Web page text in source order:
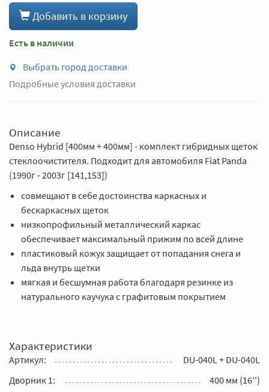
Добавить в корзину
Есть в наличии
Выбрать город доставки
Подробные условия доставки
Описание
Denso Hybrid [400мм + 400мм] - комплект гибридных щеток
стеклоочистителя. Подходит для автомобиля Fiat Panda
(1990г - 2003г [141,153])
совмещают в себе достоинства каркасных и
бескаркасных щеток
низкопрофильный металлический каркас
обеспечивает максимальный прижим по всей длине
пластиковый кожух защищает от попадания снега и
льда внутрь щетки
мягкая и бесшумная работа благодаря резинке из
натурального каучука с графитовым покрытием
Характеристики
Артикул:
DU-040L + DU-040L
Дворник 1:
400 мм (16'')